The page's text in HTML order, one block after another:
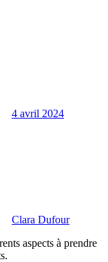
4 avril 2024
Clara Dufour
aspects à prendre